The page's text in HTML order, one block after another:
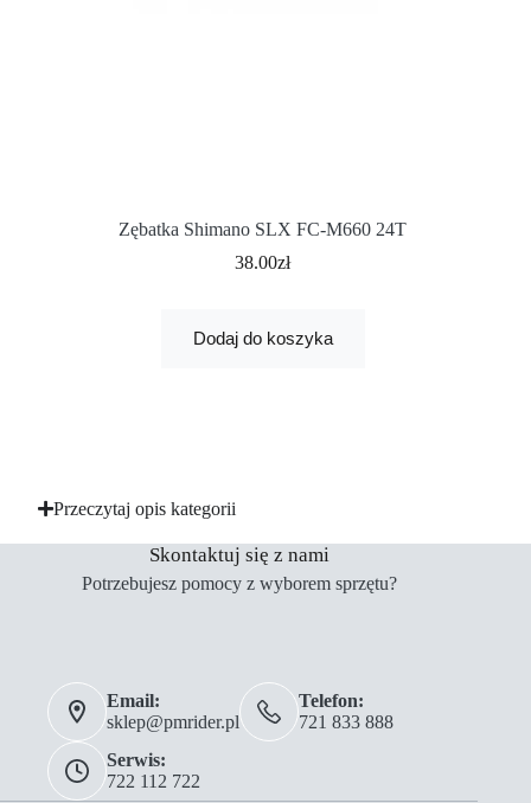
Zębatka Shimano SLX FC-M660 24T
38.00zł
Dodaj do koszyka
Przeczytaj opis kategorii
Skontaktuj się z nami
Potrzebujesz pomocy z wyborem sprzętu?
Email:
sklep@pmrider.pl
Telefon:
721 833 888
Serwis:
722 112 722